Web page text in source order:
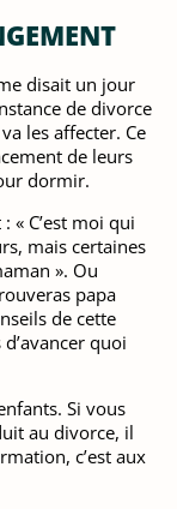
disait un jour
de divorce
les affecter. Ce
de leurs
dormir.
« C’est moi qui
mais certaines
». Ou
papa
de cette
quoi
Si vous
au divorce, il
c’est aux